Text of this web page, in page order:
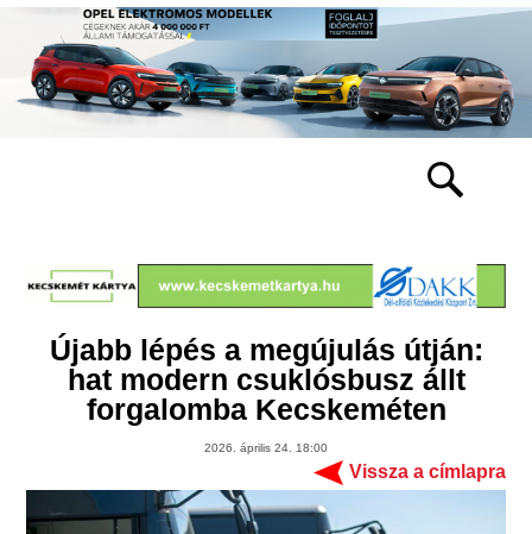
Újabb lépés a megújulás útján:
hat modern csuklósbusz állt
forgalomba Kecskeméten
2026. április 24. 18:00
Vissza a címlapra